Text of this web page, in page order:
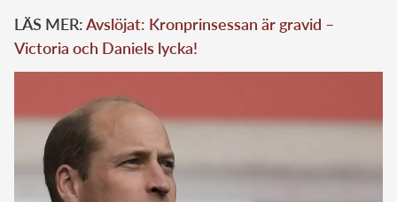
LÄS MER:Avslöjat: Kronprinsessan är gravid –
Victoria och Daniels lycka!